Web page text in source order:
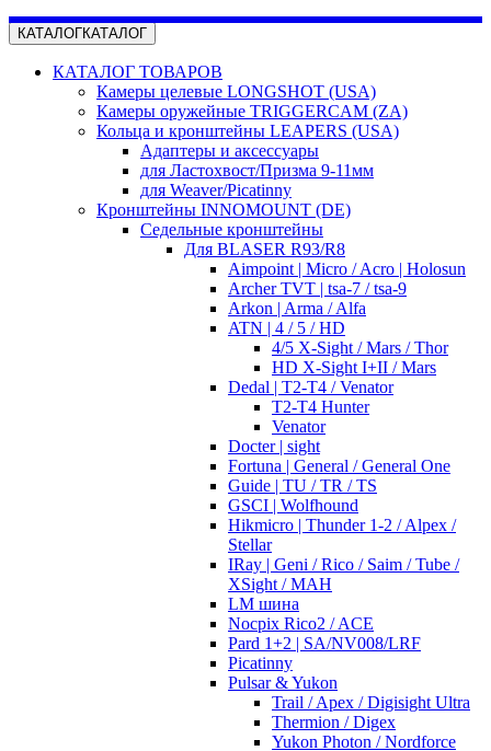
КАТАЛОГКАТАЛОГ
КАТАЛОГ ТОВАРОВ
Камеры целевые LONGSHOT (USA)
Камеры оружейные TRIGGERCAM (ZA)
Кольца и кронштейны LEAPERS (USA)
Адаптеры и аксессуары
для Ластохвост/Призма 9-11мм
для Weaver/Picatinny
Кронштейны INNOMOUNT (DE)
Седельные кронштейны
Для BLASER R93/R8
Aimpoint | Micro / Acro | Holosun
Archer TVT | tsa-7 / tsa-9
Arkon | Arma / Alfa
ATN | 4 / 5 / HD
4/5 X-Sight / Mars / Thor
HD X-Sight I+II / Mars
Dedal | T2-T4 / Venator
T2-T4 Hunter
Venator
Docter | sight
Fortuna | General / General One
Guide | TU / TR / TS
GSCI | Wolfhound
Hikmicro | Thunder 1-2 / Alpex /
Stellar
IRay | Geni / Rico / Saim / Tube /
XSight / MAH
LM шина
Nocpix Rico2 / ACE
Pard 1+2 | SA/NV008/LRF
Picatinny
Pulsar & Yukon
Trail / Apex / Digisight Ultra
Thermion / Digex
Yukon Photon / Nordforce